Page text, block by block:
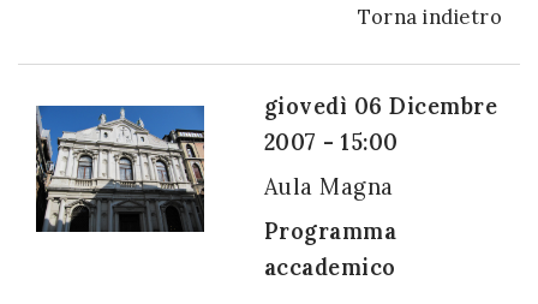
Torna indietro
giovedì 06 Dicembre
2007 - 15:00
Aula Magna
Programma
accademico